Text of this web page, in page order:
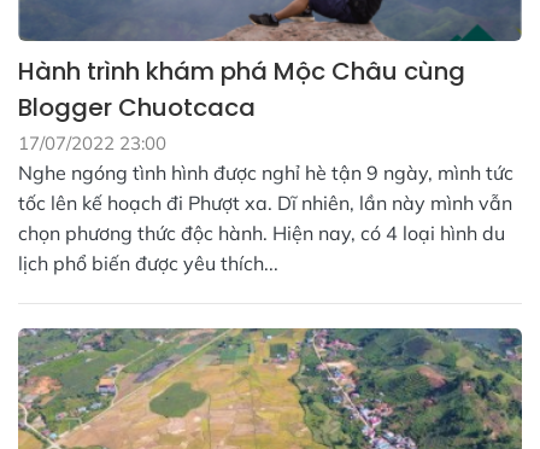
Hành trình khám phá Mộc Châu cùng
Blogger Chuotcaca
17/07/2022 23:00
Nghe ngóng tình hình được nghỉ hè tận 9 ngày, mình tức
tốc lên kế hoạch đi Phượt xa. Dĩ nhiên, lần này mình vẫn
chọn phương thức độc hành. Hiện nay, có 4 loại hình du
lịch phổ biến được yêu thích...